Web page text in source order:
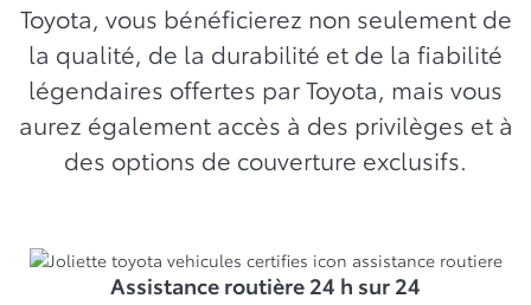
Toyota, vous bénéficierez non seulement de
la qualité, de la durabilité et de la fiabilité
légendaires offertes par Toyota, mais vous
aurez également accès à des privilèges et à
des options de couverture exclusifs.
Assistance routière 24 h sur 24